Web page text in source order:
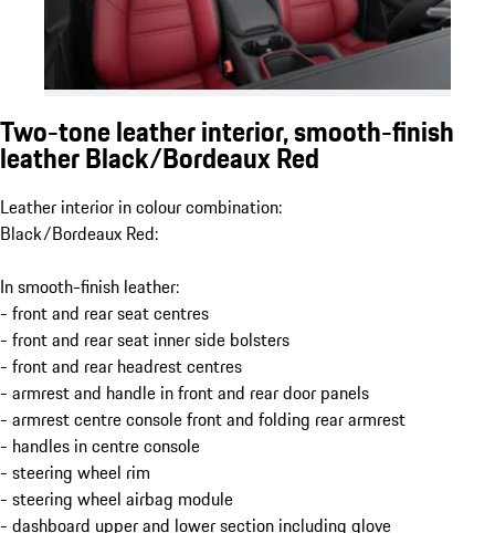
Two-tone leather interior, smooth-finish
leather Black/Bordeaux Red
Leather interior in colour combination:
Black/Bordeaux Red:
In smooth-finish leather:
- front and rear seat centres
- front and rear seat inner side bolsters
- front and rear headrest centres
- armrest and handle in front and rear door panels
- armrest centre console front and folding rear armrest
- handles in centre console
- steering wheel rim
- steering wheel airbag module
- dashboard upper and lower section including glove